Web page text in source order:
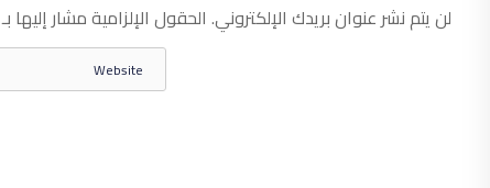
لن يتم نشر عنوان بريدك الإلكتروني. الحقول الإلزامية مشار إليها بـ